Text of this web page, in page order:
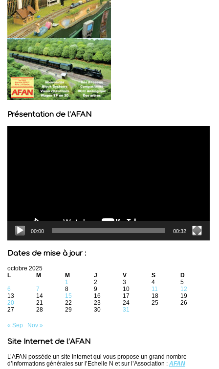
Présentation de l’AFAN
00:00 00:32
Dates de mise à jour :
octobre 2025
L
M M J V S
D
1
2 3 4
5
6
7 8 9 10 11
12
13
14 15 16 17 18
19
20
21 22 23 24 25
26
27
28 29 30 31
« Sep Nov »
Site Internet de l’AFAN
L’AFAN possède un site Internet qui vous propose un grand nombre
d’informations générales sur l’Echelle N et sur l’Association : AFAN